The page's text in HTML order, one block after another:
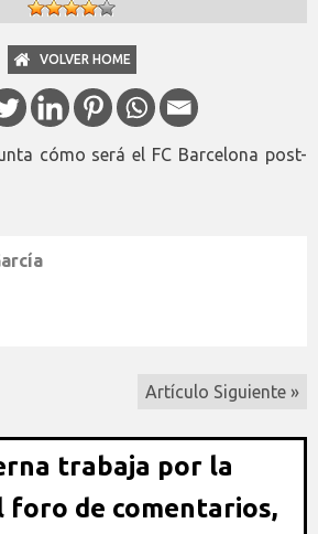
VOLVER HOME
cómo será el FC Barcelona post-
Artículo Siguiente »
trabaja por la
foro de comentarios,